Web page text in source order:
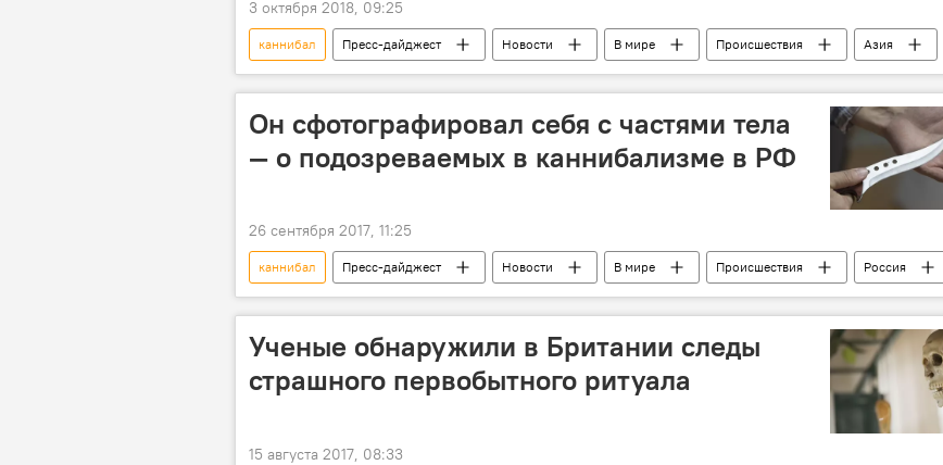
3 октября 2018, 09:25
каннибал Пресс-дайджест Новости В мире Происшествия
Азия
Казахстан
преступление маньяк
Он сфотографировал себя с частями тела
— о подозреваемых в каннибализме в РФ
26 сентября 2017, 11:25
каннибал Пресс-дайджест Новости В мире Происшествия
Россия
Кубань
убийство задержание полиция
Ученые обнаружили в Британии следы
страшного первобытного ритуала
15 августа 2017, 08:33